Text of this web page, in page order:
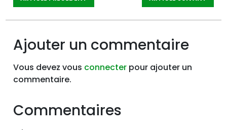
Ajouter un commentaire
Vous devez vous connecter pour ajouter un
commentaire.
Commentaires